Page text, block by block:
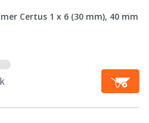
Certus 1 x 6 (30 mm), 40 mm